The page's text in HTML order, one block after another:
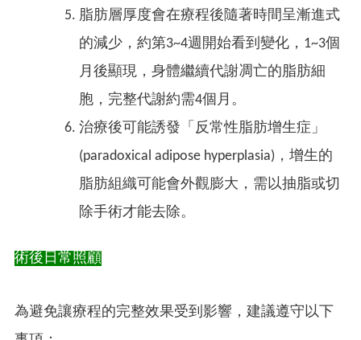
脂肪層厚度會在療程後隨著時間呈漸進式
的減少，約第3~4週開始看到變化，1~3個
月後顯現，身體繼續代謝凋亡的脂肪細
胞，完整代謝約需4個月。
治療後可能誘發「反常性脂肪增生症」
(paradoxical adipose hyperplasia)，增生的
脂肪組織可能會外觀膨大，需以抽脂或切
除手術才能去除。
術後日常照顧
為避免讓療程的完整效果受到影響，建議遵守以下